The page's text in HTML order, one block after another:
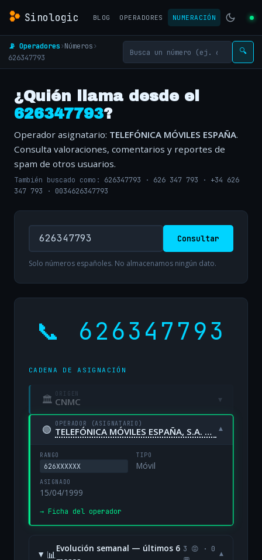
Sinologic BLOG OPERADORES NUMERACIÓN
📡 Operadores›Números›
626347793
🔍
¿Quién llama desde el
626347793?
Operador asignatario: TELEFÓNICA MÓVILES ESPAÑA.
Consulta valoraciones, comentarios y reportes de
spam de otros usuarios.
También buscado como: 626347793 · 626 347 793 · +34 626
347 793 · 0034626347793
Consultar
Solo números españoles. No almacenamos ningún dato.
📞 626347793
CADENA DE ASIGNACIÓN
🏛 ORIGEN
CNMC ▾
🟢 OPERADOR (ASIGNATARIO)
TELEFÓNICA MÓVILES ESPAÑA, S.A. UNIPERSONAL ▾
RANGO
626XXXXXX
TIPO
Móvil
ASIGNADO
15/04/1999
→ Ficha del operador
📊
Evolución semanal — últimos 6 3 😡 · 0
▾